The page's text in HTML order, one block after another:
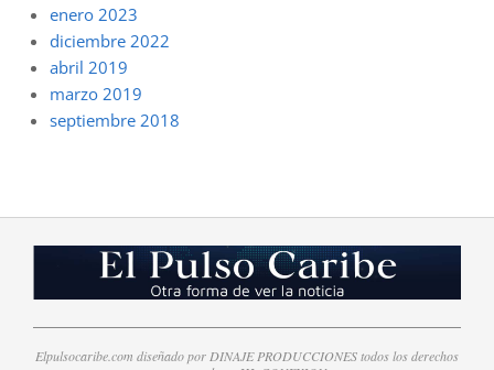
enero 2023
diciembre 2022
abril 2019
marzo 2019
septiembre 2018
Elpulsocaribe.com diseñado por DINAJE PRODUCCIONES todos los derechos